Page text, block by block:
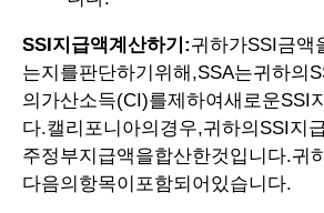
SSI지급액계산하기:귀하가SSI금액
는지를판단하기위해,SSA는귀하의
의가산소득(CI)를제하여새로운SSI
다.캘리포니아의경우,귀하의SSI지
주정부지급액을합산한것입니다.귀
다음의항목이포함되어있습니다.